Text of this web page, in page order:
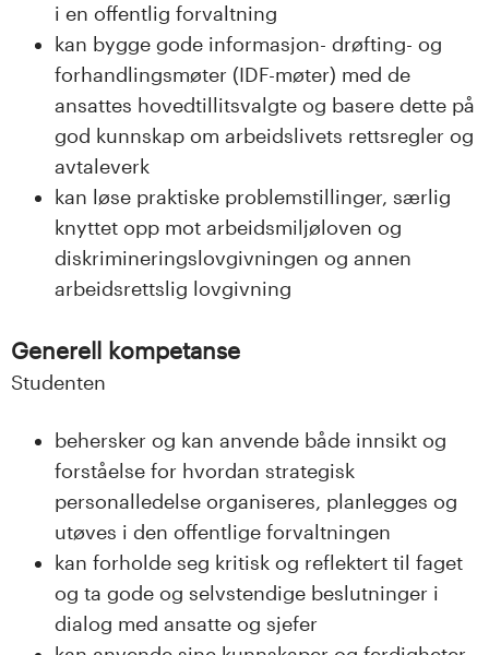
i en offentlig forvaltning
kan bygge gode informasjon- drøfting- og
forhandlingsmøter (IDF-møter) med de
ansattes hovedtillitsvalgte og basere dette på
god kunnskap om arbeidslivets rettsregler og
avtaleverk
kan løse praktiske problemstillinger, særlig
knyttet opp mot arbeidsmiljøloven og
diskrimineringslovgivningen og annen
arbeidsrettslig lovgivning
Generell kompetanse
Studenten
behersker og kan anvende både innsikt og
forståelse for hvordan strategisk
personalledelse organiseres, planlegges og
utøves i den offentlige forvaltningen
kan forholde seg kritisk og reflektert til faget
og ta gode og selvstendige beslutninger i
dialog med ansatte og sjefer